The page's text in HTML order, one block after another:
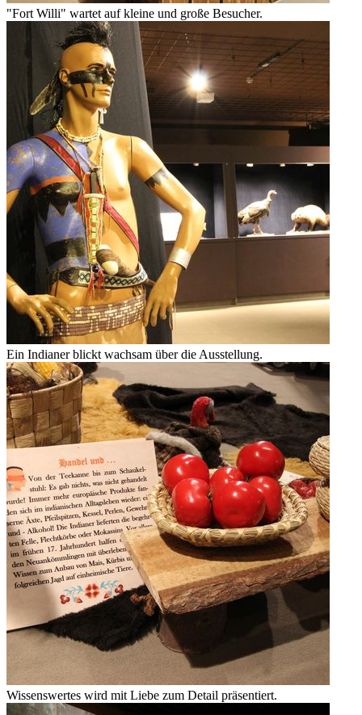
"Fort Willi" wartet auf kleine und große Besucher.
Ein Indianer blickt wachsam über die Ausstellung.
Wissenswertes wird mit Liebe zum Detail präsentiert.